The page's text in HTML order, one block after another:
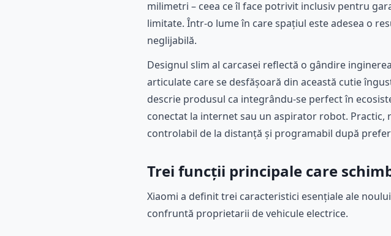
milimetri – ceea ce îl face potrivit inclusiv pentru
limitate. Într-o lume în care spațiul este adesea o
neglijabilă.
Designul slim al carcasei reflectă o gândire
articulate care se desfășoară din această cutie
descrie produsul ca integrându-se perfect în
conectat la internet sau un aspirator robot.
controlabil de la distanță și programabil după
Trei funcții principale care
Xiaomi a definit trei caracteristici esențiale ale
confruntă proprietarii de vehicule electrice.